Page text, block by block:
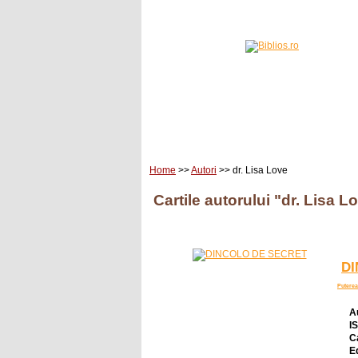
Home >>Autori >> dr. Lisa Love
Cartile autorului "dr. Lisa